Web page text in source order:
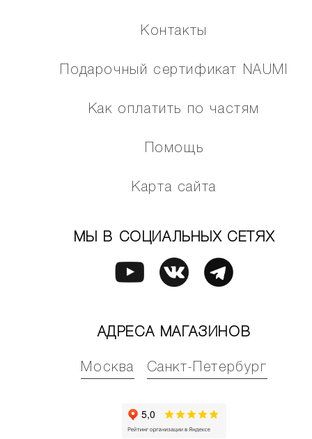
Контакты
Подарочный сертификат NAUMI
Как оплатить по частям
Помощь
Карта сайта
МЫ В СОЦИАЛЬНЫХ СЕТЯХ
АДРЕСА МАГАЗИНОВ
Москва Санкт-Петербург